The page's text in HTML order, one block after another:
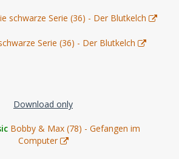
schwarze Serie (36) - Der Blutkelch
Serie (36) - Der Blutkelch
Download only
Bobby & Max (78) - Gefangen im
Computer